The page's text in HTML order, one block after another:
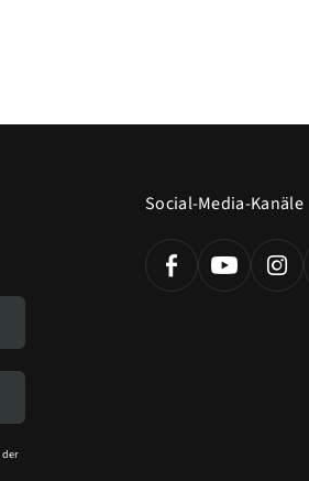
der
Social-Media-Kanäle